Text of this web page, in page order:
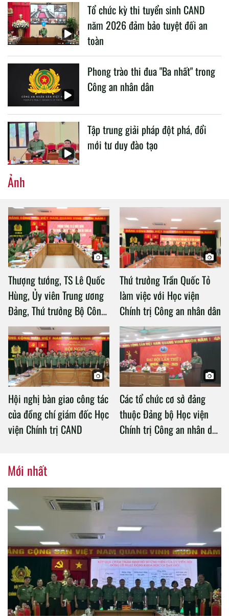
CAND.
Tổ chức kỳ thi tuyển sinh CAND
năm 2026 đảm bảo tuyệt đối an
toàn
Phong trào thi đua "Ba nhất" trong
Công an nhân dân
Tập trung giải pháp đột phá, đổi
mới tư duy đào tạo
Ảnh
Thượng tướng, TS Lê Quốc
Hùng, Ủy viên Trung ương
Đảng, Thứ trưởng Bộ Công
an làm việc với Học viện
Chính trị Công an nhân dân
Thứ trưởng Trần Quốc Tỏ
làm việc với Học viện
Chính trị Công an nhân dân
Hội nghị bàn giao công tác
của đồng chí giám đốc Học
viện Chính trị CAND
Các tổ chức cơ sở đảng
thuộc Đảng bộ Học viện
Chính trị Công an nhân dân
Mới nhất